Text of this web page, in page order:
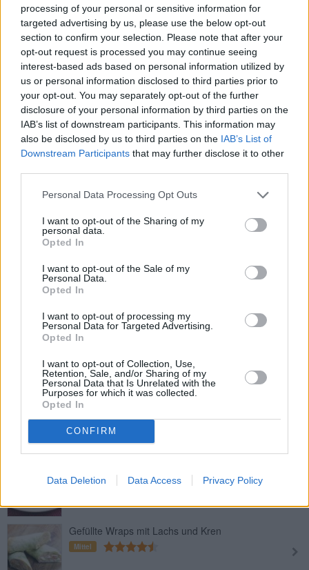
processing of your personal or sensitive information for
targeted advertising by us, please use the below opt-out
section to confirm your selection. Please note that after your
opt-out request is processed you may continue seeing
interest-based ads based on personal information utilized by
us or personal information disclosed to third parties prior to
your opt-out. You may separately opt-out of the further
disclosure of your personal information by third parties on the
IAB’s list of downstream participants. This information may
also be disclosed by us to third parties on the IAB’s List of
Downstream Participants that may further disclose it to other
Personal Data Processing Opt Outs
I want to opt-out of the Sharing of my
personal data.
Opted In
I want to opt-out of the Sale of my
Personal Data.
Opted In
I want to opt-out of processing my
Personal Data for Targeted Advertising.
Opted In
I want to opt-out of Collection, Use,
Retention, Sale, and/or Sharing of my
Personal Data that Is Unrelated with the
Purposes for which it was collected.
Opted In
CONFIRM
Data Deletion Data Access Privacy Policy
Lachs-Wrap mit frischem Gemüse
Leicht
Selbstgemachte Tortillas
Leicht
Kichererbsen-Wrap mit Spinat-Käse-
Huhn Füllung
Cheeseburger-Wraps
Leicht
Pikante Wraps
Hühnchen-Wraps
Leicht
Salami Wraps
Leicht
Leicht
Gefüllte Wraps mit Lachs und Kren
Mittel